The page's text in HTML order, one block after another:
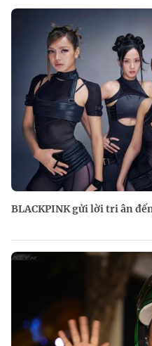
BLACKPINK gửi lời tri ân